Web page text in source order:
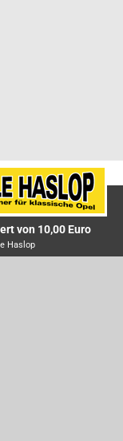
von 10,00 Euro
Haslop